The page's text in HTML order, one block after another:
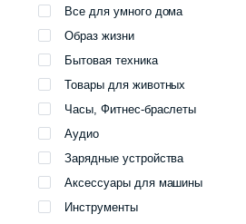
Все для умного дома
Образ жизни
Бытовая техника
Товары для животных
Часы, Фитнес-браслеты
Аудио
Зарядные устройства
Аксессуары для машины
Инструменты